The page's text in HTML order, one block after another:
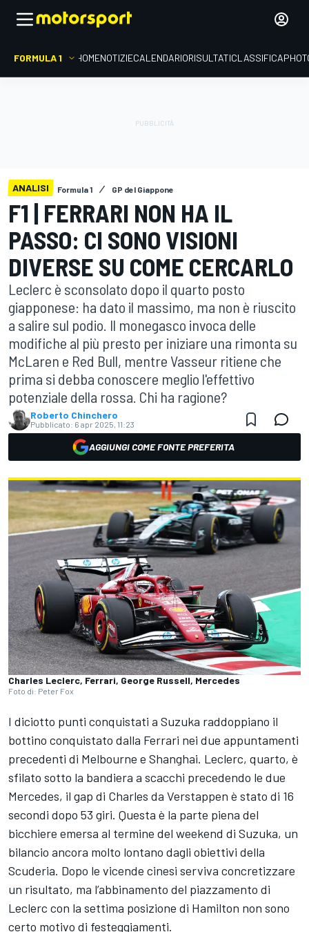
FORMULA 1 HOMENOTIZIECALENDARIORISULTATICLASSIFICA
ANALISI Formula 1 GP del Giappone
F1 | FERRARI NON HA IL
PASSO: CI SONO VISIONI
DIVERSE SU COME CERCARLO
Leclerc è sconsolato dopo il quarto posto
giapponese: ha dato il massimo, ma non è riuscito
a salire sul podio. Il monegasco invoca delle
modifiche al più presto per iniziare una rimonta su
McLaren e Red Bull, mentre Vasseur ritiene che
prima si debba conoscere meglio l'effettivo
potenziale della rossa. Chi ha ragione?
Roberto Chinchero
Pubblicato: 6 apr 2025, 11:23
AGGIUNGI COME FONTE PREFERITA
Charles Leclerc, Ferrari, George Russell, Mercedes
Foto di: Peter Fox
I diciotto punti conquistati a Suzuka raddoppiano il
bottino conquistato dalla Ferrari nei due appuntamenti
precedenti di Melbourne e Shanghai. Leclerc, quarto, è
sfilato sotto la bandiera a scacchi precedendo le due
Mercedes, il gap di Charles da Verstappen è stato di 16
secondi dopo 53 giri. Questa è la parte piena del
bicchiere emersa al termine del weekend di Suzuka, un
bilancio ancora molto lontano dagli obiettivi della
Scuderia. Dopo le vicende cinesi serviva concretizzare
un risultato, ma l’abbinamento del piazzamento di
Leclerc con la settima posizione di Hamilton non sono
certo motivo di festeggiamenti.